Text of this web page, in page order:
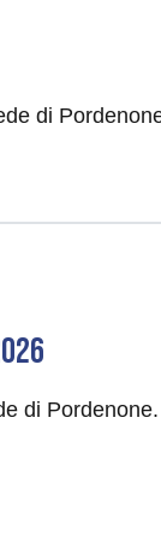
di
di